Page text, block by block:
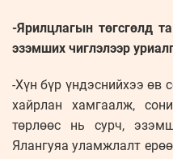
-Ярилцлагын төгсгөлд
эзэмших чиглэлээр
-Хүн бүр үндэснийхээ өв
хайрлан хамгаалж,
төрлөөс нь сурч,
Ялангуяа уламжлалт